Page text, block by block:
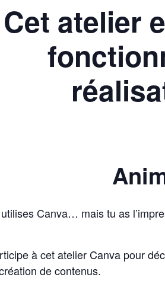
Cet atelier
Canva… mais tu as
à cet atelier Canva pour
de contenus.